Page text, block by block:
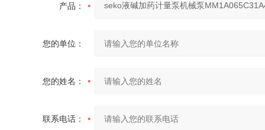
产品：
您的单位：
您的姓名：
联系电话：